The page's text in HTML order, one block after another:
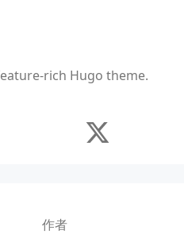
rich Hugo theme.
作者